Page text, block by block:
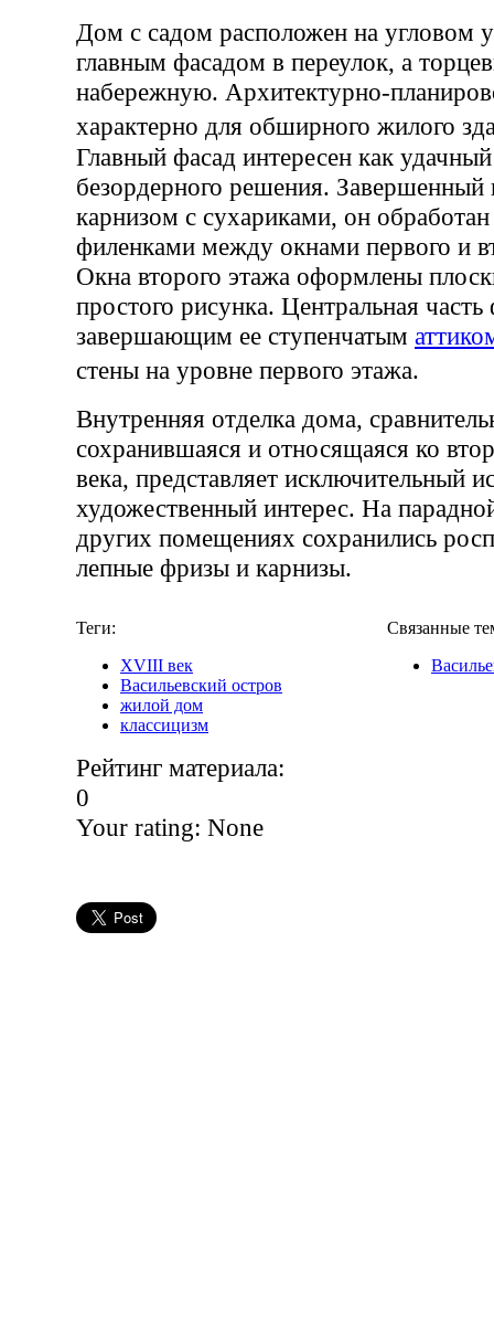
Дом с садом расположен на угловом
главным фасадом в переулок, а
набережную. Архитектурно-
характерно для обширного жилого
Главный фасад интересен как
безордерного решения.
карнизом с сухариками, он
филенками между окнами первого и
Окна второго этажа оформлены
простого рисунка. Центральная часть
завершающим ее ступенчатым
стены на уровне первого этажа.
Внутренняя отделка дома,
сохранившаяся и относящаяся ко
века, представляет исключительный
художественный интерес. На
других помещениях сохранились
лепные фризы и карнизы.
Теги:
XVIII век
Васильевский остров
жилой дом
классицизм
Связанные
Рейтинг материала:
0
Your rating: None